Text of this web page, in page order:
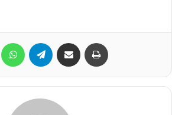
Linkedin WhatsAppTelegramCompartilhar via e-mail